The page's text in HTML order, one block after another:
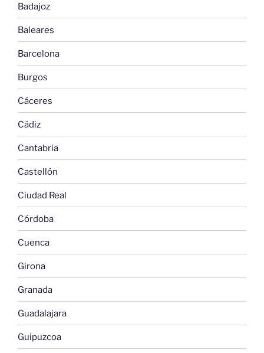
Badajoz
Baleares
Barcelona
Burgos
Cáceres
Cádiz
Cantabria
Castellón
Ciudad Real
Córdoba
Cuenca
Girona
Granada
Guadalajara
Guipuzcoa